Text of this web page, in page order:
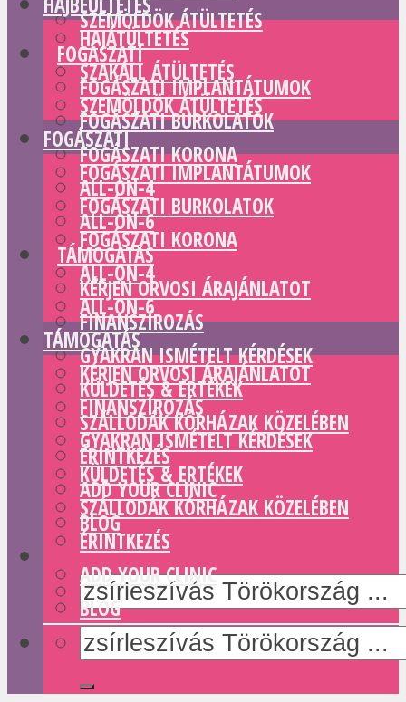
SZEMÖLDÖK ÁTÜLTETÉS
FOGÁSZATI
FOGÁSZATI IMPLANTÁTUMOK
FOGÁSZATI BURKOLATOK
FOGÁSZATI KORONA
ALL-ON-4
ALL-ON-6
TÁMOGATÁS
KÉRJEN ORVOSI ÁRAJÁNLATOT
FINANSZÍROZÁS
GYAKRAN ISMÉTELT KÉRDÉSEK
KÜLDETÉS & ERTÉKEK
SZÁLLODÁK KÓRHÁZAK KÖZELÉBEN
ÉRINTKEZÉS
ADD YOUR CLINIC
BLOG
HAJÁTÜLTETÉS
SZAKÁLL ÁTÜLTETÉS
SZEMÖLDÖK ÁTÜLTETÉS
FOGÁSZATI
FOGÁSZATI IMPLANTÁTUMOK
FOGÁSZATI BURKOLATOK
FOGÁSZATI KORONA
ALL-ON-4
ALL-ON-6
TÁMOGATÁS
KÉRJEN ORVOSI ÁRAJÁNLATOT
FINANSZÍROZÁS
GYAKRAN ISMÉTELT KÉRDÉSEK
KÜLDETÉS & ERTÉKEK
SZÁLLODÁK KÓRHÁZAK KÖZELÉBEN
ÉRINTKEZÉS
ADD YOUR CLINIC
BLOG